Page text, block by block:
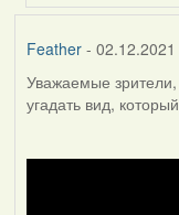
Feather- 02.12.2021
Уважаемые
угадать вид,